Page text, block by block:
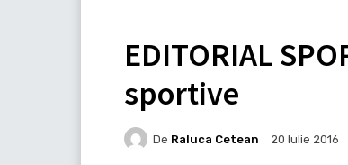
EDITORIAL
sportive
De Raluca Cetean 20 Iulie 2016